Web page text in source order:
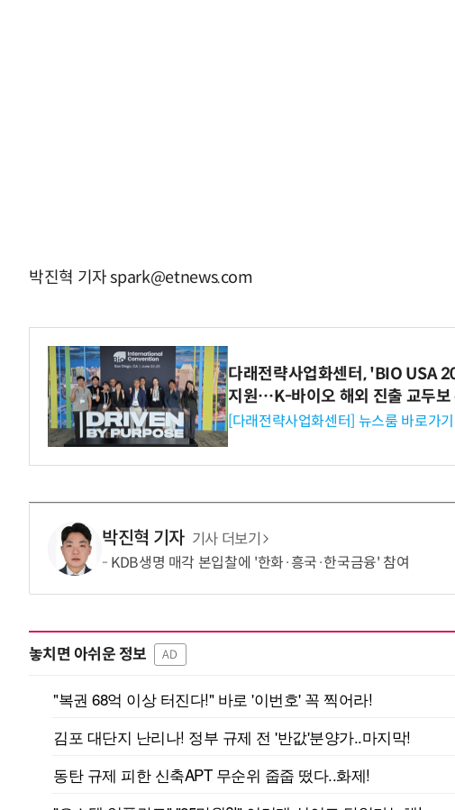
박진혁 기자 spark@etnews.com
다래전략사업화센터, 'BIO USA
지원…K-바이오 해외 진출 교두보
[다래전략사업화센터] 뉴스룸 바로가
박진혁 기자 기사 더보기
KDB생명 매각 본입찰에 '한화·흥국·한국금융' 참여
놓치면 아쉬운 정보 AD